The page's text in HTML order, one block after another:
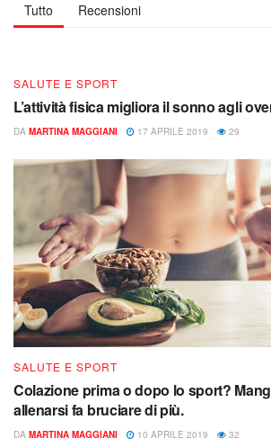
Tutto Recensioni
DA MARTINA MAGGIANI
SALUTE E SPORT
L’attività fisica migliora il sonno agli
DA MARTINA MAGGIANI 17 APRILE 2019 29
SALUTE E SPORT
Colazione prima o dopo lo sport?
allenarsi fa bruciare di più.
DA MARTINA MAGGIANI 10 APRILE 2019 32